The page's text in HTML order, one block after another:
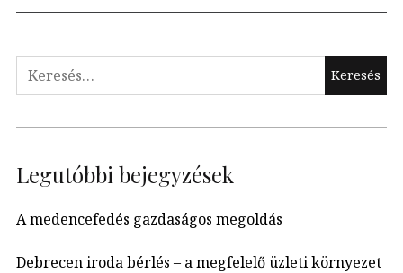
Keresés:
Legutóbbi bejegyzések
A medencefedés gazdaságos megoldás
Debrecen iroda bérlés – a megfelelő üzleti környezet